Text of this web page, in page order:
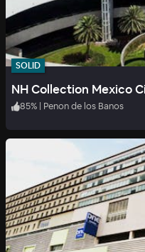
SOLID
NH Collection Mexico
85% Penon de los Banos